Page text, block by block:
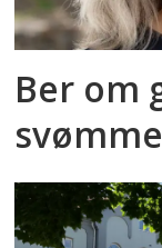
Ber om